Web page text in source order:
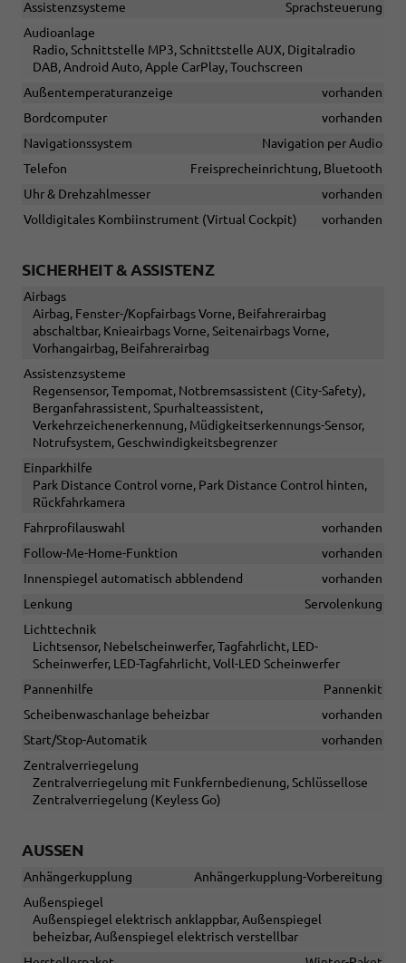
Assistenzsysteme
Sprachsteuerung
Audioanlage
Radio, Schnittstelle MP3, Schnittstelle AUX, Digitalradio
DAB, Android Auto, Apple CarPlay, Touchscreen
Außentemperaturanzeige
vorhanden
Bordcomputer
vorhanden
Navigationssystem
Navigation per Audio
Telefon
Freisprecheinrichtung, Bluetooth
Uhr & Drehzahlmesser
vorhanden
Volldigitales Kombiinstrument (Virtual Cockpit)
vorhanden
SICHERHEIT & ASSISTENZ
Airbags
Airbag, Fenster-/Kopfairbags Vorne, Beifahrerairbag
abschaltbar, Knieairbags Vorne, Seitenairbags Vorne,
Vorhangairbag, Beifahrerairbag
Assistenzsysteme
Regensensor, Tempomat, Notbremsassistent (City-Safety),
Berganfahrassistent, Spurhalteassistent,
Verkehrzeichenerkennung, Müdigkeitserkennungs-Sensor,
Notrufsystem, Geschwindigkeitsbegrenzer
Einparkhilfe
Park Distance Control vorne, Park Distance Control hinten,
Rückfahrkamera
Fahrprofilauswahl
vorhanden
Follow-Me-Home-Funktion
vorhanden
Innenspiegel automatisch abblendend
vorhanden
Lenkung
Servolenkung
Lichttechnik
Lichtsensor, Nebelscheinwerfer, Tagfahrlicht, LED-
Scheinwerfer, LED-Tagfahrlicht, Voll-LED Scheinwerfer
Pannenhilfe
Pannenkit
Scheibenwaschanlage beheizbar
vorhanden
Start/Stop-Automatik
vorhanden
Zentralverriegelung
Zentralverriegelung mit Funkfernbedienung, Schlüssellose
Zentralverriegelung (Keyless Go)
AUSSEN
Anhängerkupplung
Anhängerkupplung-Vorbereitung
Außenspiegel
Außenspiegel elektrisch anklappbar, Außenspiegel
beheizbar, Außenspiegel elektrisch verstellbar